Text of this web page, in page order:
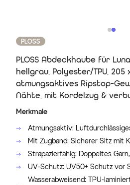
PLOSS
PLOSS Abdeckhaube für
hellgrau, Polyester/TPU, 205
atmungsaktives Ripstop-
Nähte, mit Kordelzug &
Merkmale
Atmungsaktiv:
Mit Zugband: Sicherer Sitz mit
Strapazierfähig: Doppeltes
UV-Schutz: UV50+ Schutz vor
Wasserabweisend: TPU-